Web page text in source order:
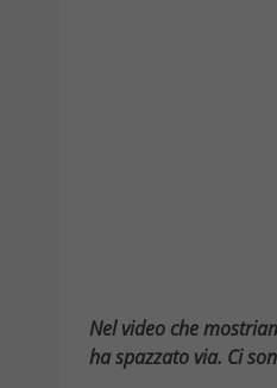
Nel video che
ha spazzato via. Ci